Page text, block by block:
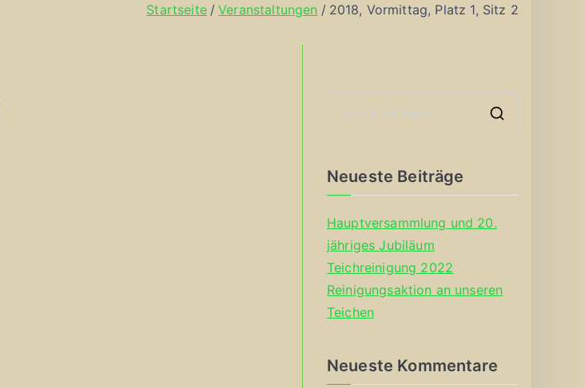
Startseite Veranstaltungen 2018, Vormittag, Platz 1, Sitz 2
Neueste Beiträge
Hauptversammlung und 20.
jähriges Jubiläum
Teichreinigung 2022
Reinigungsaktion an unseren
Teichen
Neueste Kommentare